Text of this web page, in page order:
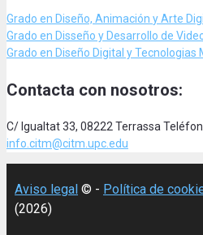
Grado en Diseño, Animación y Arte
Grado en Disseño y Desarrollo de
Grado en Diseño Digital y Tecnologias
Contacta con nosotros:
C/ Igualtat 33, 08222 Terrassa
info.citm@citm.upc.edu
Aviso legal © - Política de
(2026)